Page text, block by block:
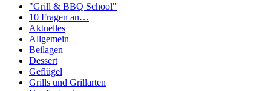
"Grill & BBQ School"
10 Fragen an…
Aktuelles
Allgemein
Beilagen
Dessert
Geflügel
Grills und Grillarten